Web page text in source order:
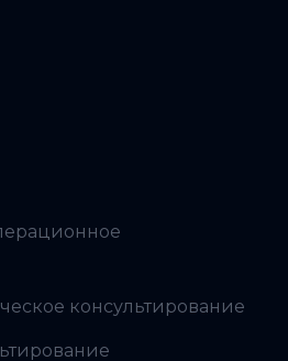
консультирование